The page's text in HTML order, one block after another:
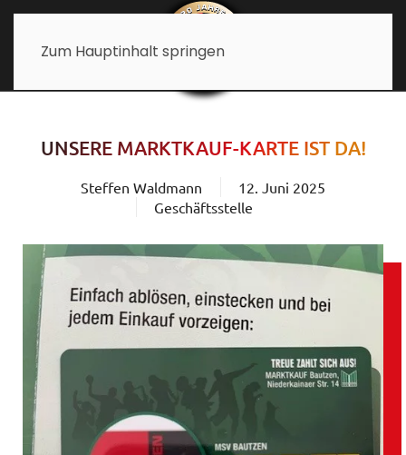
Zum Hauptinhalt springen
UNSERE MARKTKAUF-KARTE IST DA!
Steffen Waldmann
12. Juni 2025
Geschäftsstelle